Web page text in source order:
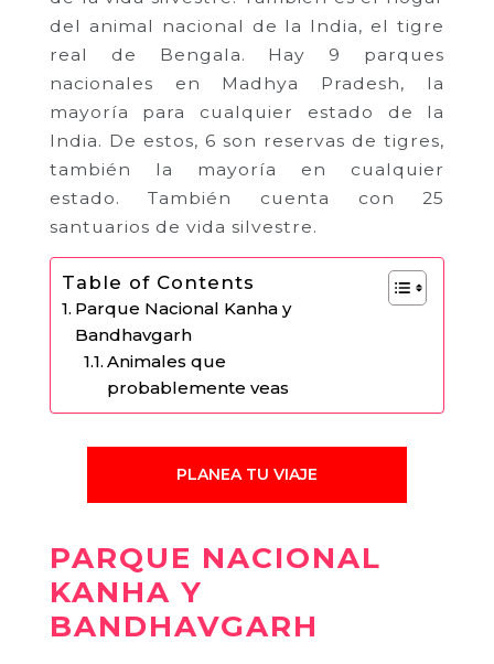
del animal nacional de la India, el tigre
real de Bengala. Hay 9 parques
nacionales en Madhya Pradesh, la
mayoría para cualquier estado de la
India. De estos, 6 son reservas de tigres,
también la mayoría en cualquier
estado. También cuenta con 25
santuarios de vida silvestre.
Table of Contents
Parque Nacional Kanha y
Bandhavgarh
Animales que
probablemente veas
PLANEA TU VIAJE
PARQUE NACIONAL
KANHA Y
BANDHAVGARH